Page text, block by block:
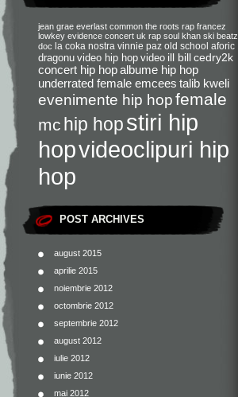
jean grae everlast common the roots rap francez
lowkey evidence concert uk rap soul khan ski beatz
doc la coka nostra vinnie paz old school aforic
dragonu video hip hop video ill bill cedry2k
concert hip hopalbume hip hop
underrated female emcees talib kweli
evenimente hip hopfemale
mc hip hopstiri hip
hopvideoclipuri hip
hop
POST ARCHIVES
august 2015
aprilie 2015
noiembrie 2012
octombrie 2012
septembrie 2012
august 2012
iulie 2012
iunie 2012
mai 2012